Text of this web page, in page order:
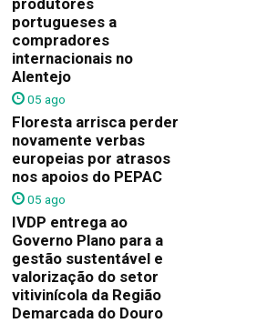
produtores
portugueses a
compradores
internacionais no
Alentejo
05 ago
Floresta arrisca perder
novamente verbas
europeias por atrasos
nos apoios do PEPAC
05 ago
IVDP entrega ao
Governo Plano para a
gestão sustentável e
valorização do setor
vitivinícola da Região
Demarcada do Douro